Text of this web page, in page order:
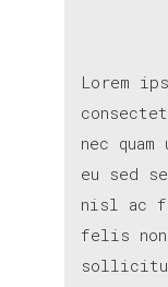
Lorem
nec
eu sed
nisl ac
felis non